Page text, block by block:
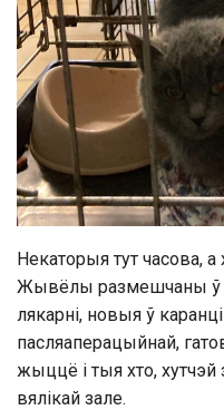
Некаторыя тут часова, а
Жывёлы размешчаны ў
лякарні, новыя ў
пасляаперацыйнай,
жыццё і тыя хто,
вялікай зале.